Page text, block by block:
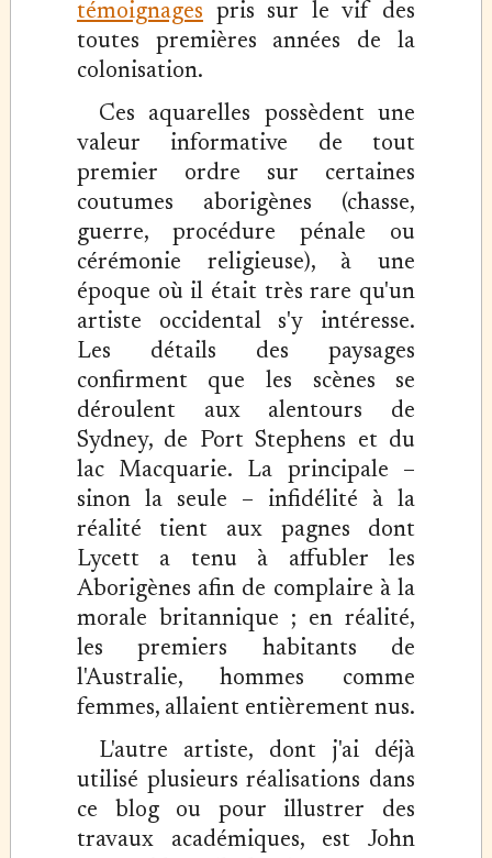
témoignages pris sur le vif des
toutes premières années de la
colonisation.
Ces aquarelles possèdent une
valeur informative de tout
premier ordre sur certaines
coutumes aborigènes (chasse,
guerre, procédure pénale ou
cérémonie religieuse), à une
époque où il était très rare qu'un
artiste occidental s'y intéresse.
Les détails des paysages
confirment que les scènes se
déroulent aux alentours de
Sydney, de Port Stephens et du
lac Macquarie. La principale –
sinon la seule – infidélité à la
réalité tient aux pagnes dont
Lycett a tenu à affubler les
Aborigènes afin de complaire à la
morale britannique ; en réalité,
les premiers habitants de
l'Australie, hommes comme
femmes, allaient entièrement nus.
L'autre artiste, dont j'ai déjà
utilisé plusieurs réalisations dans
ce blog ou pour illustrer des
travaux académiques, est John